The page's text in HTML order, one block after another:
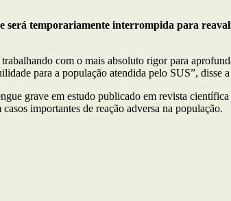
temporariamente interrompida para
com o mais absoluto rigor para
para a população atendida pelo SUS”, disse
grave em estudo publicado em revista
importantes de reação adversa na população.